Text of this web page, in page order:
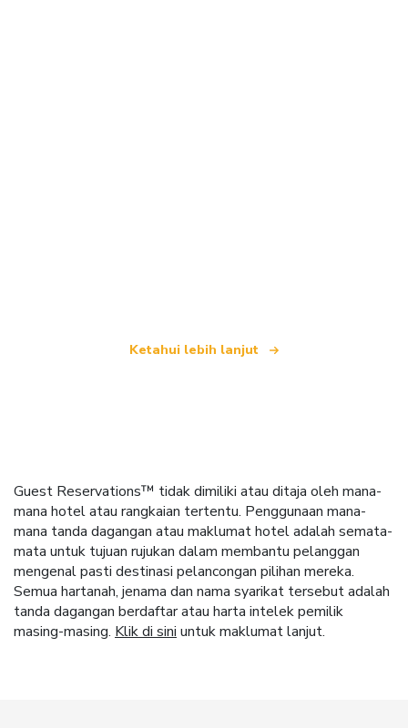
Ketahui lebih lanjut
Guest Reservations™ tidak dimiliki atau ditaja oleh mana-
mana hotel atau rangkaian tertentu. Penggunaan mana-
mana tanda dagangan atau maklumat hotel adalah semata-
mata untuk tujuan rujukan dalam membantu pelanggan
mengenal pasti destinasi pelancongan pilihan mereka.
Semua hartanah, jenama dan nama syarikat tersebut adalah
tanda dagangan berdaftar atau harta intelek pemilik
masing-masing. Klik di sini untuk maklumat lanjut.